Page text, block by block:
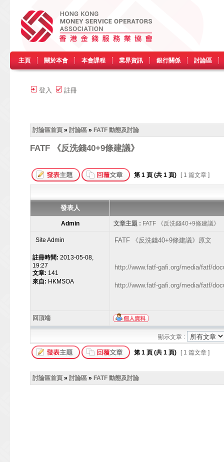
主頁 關於本會 本會課程 業界資訊 銀行關係 討論區
登入 註冊
討論區首頁 » 討論區 » FATF 動態及討論
FATF 《反洗錢40+9條建議》
第 1 頁 (共 1 頁) [ 1 篇文章 ]
發表人
Admin 文章主題 : FATF 《反洗錢40+9條建議》
Site Admin
註冊時間: 2013-05-08,
19:27
文章: 141
來自: HKMSOA
FATF 《反洗錢40+9條建議》原文
http://www.fatf-gafi.org/media/fatf/
http://www.fatf-gafi.org/media/fatf/
回頂端
顯示文章 :
第 1 頁 (共 1 頁) [ 1 篇文章 ]
討論區首頁 » 討論區 » FATF 動態及討論